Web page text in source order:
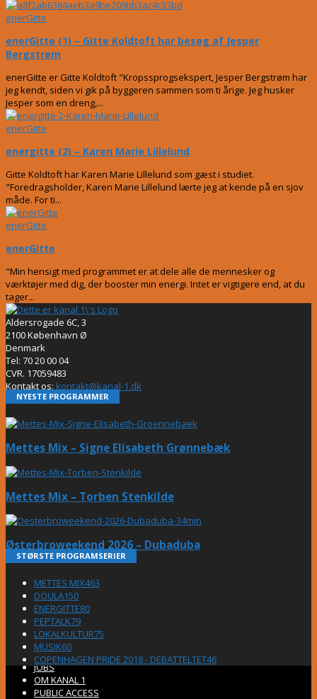
enerGitte
enerGitte (1) – Gitte Koldtoft har besøg af Jesper
Bergstrøm
enerGitte er Gitte Koldtoft "Kropssprogsekspert, Jesper Bergstrøm har
jeg kendt, siden vi gik på byggeren sammen som ti årige. Jeg husker
Jesper som en dreng,...
enerGitte
energitte (2) – Karen Marie Lillelund
Gitte Koldtoft har Karen Marie Lillelund som gæst i studiet.
"Foredragsholder, Karen Marie Lillelund lærte jeg at kende på en sjov
måde. For ti...
enerGitte
enerGitte
"Min hensigt med programmet er at dele alle de mennesker og
værktøjer med dig, der booster min energi. Intet er vigtigere end, at du
tager...
Aldersrogade 6C, 3
2100 København Ø
Denmark
Tel: 70 20 00 04
CVR. 17059483
Kontakt os: kontakt@kanal-1.dk
NYESTE PROGRAMMER
Mettes Mix – Signe Elisabeth Grønnebæk
Mettes Mix – Torben Stenkilde
Østerbroweekend 2026 – Dubaduba
STØRSTE PROGRAMSERIER
METTES MIX463
DOULA150
ENERGITTE80
PEPTALK79
LOKALKULTUR75
MUSIK60
COPENHAGEN PRIDE 2018 - DEBATTELTET46
JOBS
OM KANAL 1
PUBLIC ACCESS